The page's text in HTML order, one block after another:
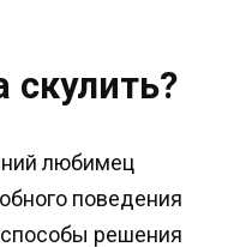
скулить?
любимец
поведения
решения